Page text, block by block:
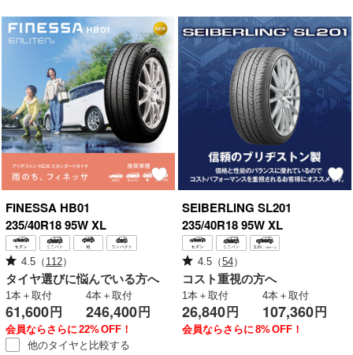
FINESSA HB01
235/40R18 95W XL
4.5（ 112）
タイヤ選びに悩んでいる方へ
1本＋取付
61,600 円
4本＋取付
246,400 円
会員ならさらに 22%OFF！
他のタイヤと 比較する
SEIBERLING SL201
235/40R18 95W XL
4.5（54）
コスト重視の方へ
1本＋取付
26,840 円
4本＋取付
107,360 円
会員ならさらに 8%OFF！